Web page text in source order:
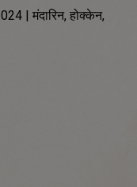
| मंदारिन, होक्केन,